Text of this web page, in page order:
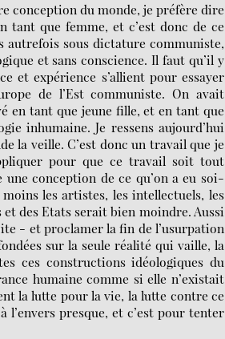
conception du monde, je préfère dire
tant que femme, et c’est donc de ce
autrefois sous dictature communiste,
et sans conscience. Il faut qu’il y
et expérience s’allient pour essayer
de l’Est communiste. On avait
en tant que jeune fille, et en tant que
inhumaine. Je ressens aujourd’hui
la veille. C’est donc un travail que je
pour que ce travail soit tout
conception de ce qu’on a eu soi-
les artistes, les intellectuels, les
des Etats serait bien moindre. Aussi
- et proclamer la fin de l’usurpation
sur la seule réalité qui vaille, la
ces constructions idéologiques du
humaine comme si elle n’existait
la lutte pour la vie, la lutte contre ce
l’envers presque, et c’est pour tenter